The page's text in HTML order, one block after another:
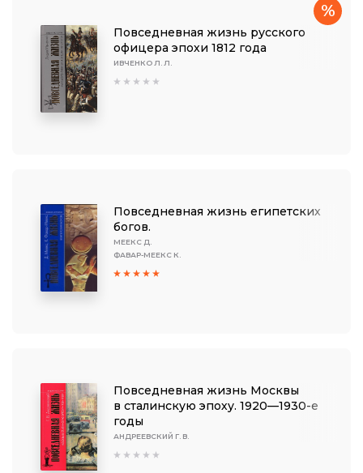
Повседневная жизнь русского
офицера эпохи 1812 года
ИВЧЕНКО Л. Л.
%
Повседневная жизнь египетских
богов.
МЕЕКС Д.
ФАВАР-МЕЕКС К.
Повседневная жизнь Москвы
в сталинскую эпоху. 1920—1930-е
годы
АНДРЕЕВСКИЙ Г. В.